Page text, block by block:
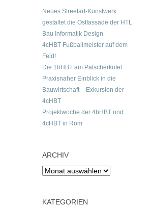
Neues Streetart-Kunstwerk
gestaltet die Ostfassade der HTL
Bau Informatik Design
4cHBT Fußballmeister auf dem
Feld!
Die 1bHBT am Patscherkofel
Praxisnaher Einblick in die
Bauwirtschaft – Exkursion der
4cHBT
Projektwoche der 4bHBT und
4cHBT in Rom
ARCHIV
Archiv
KATEGORIEN